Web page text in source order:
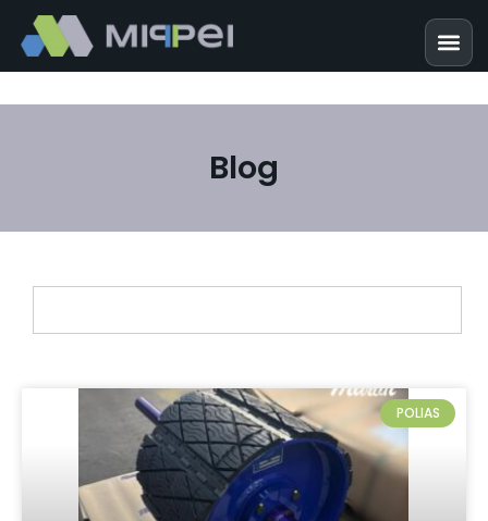
Blog
POLIAS